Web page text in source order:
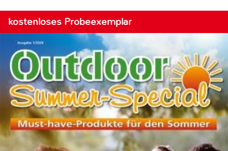
kostenloses Probeexemplar